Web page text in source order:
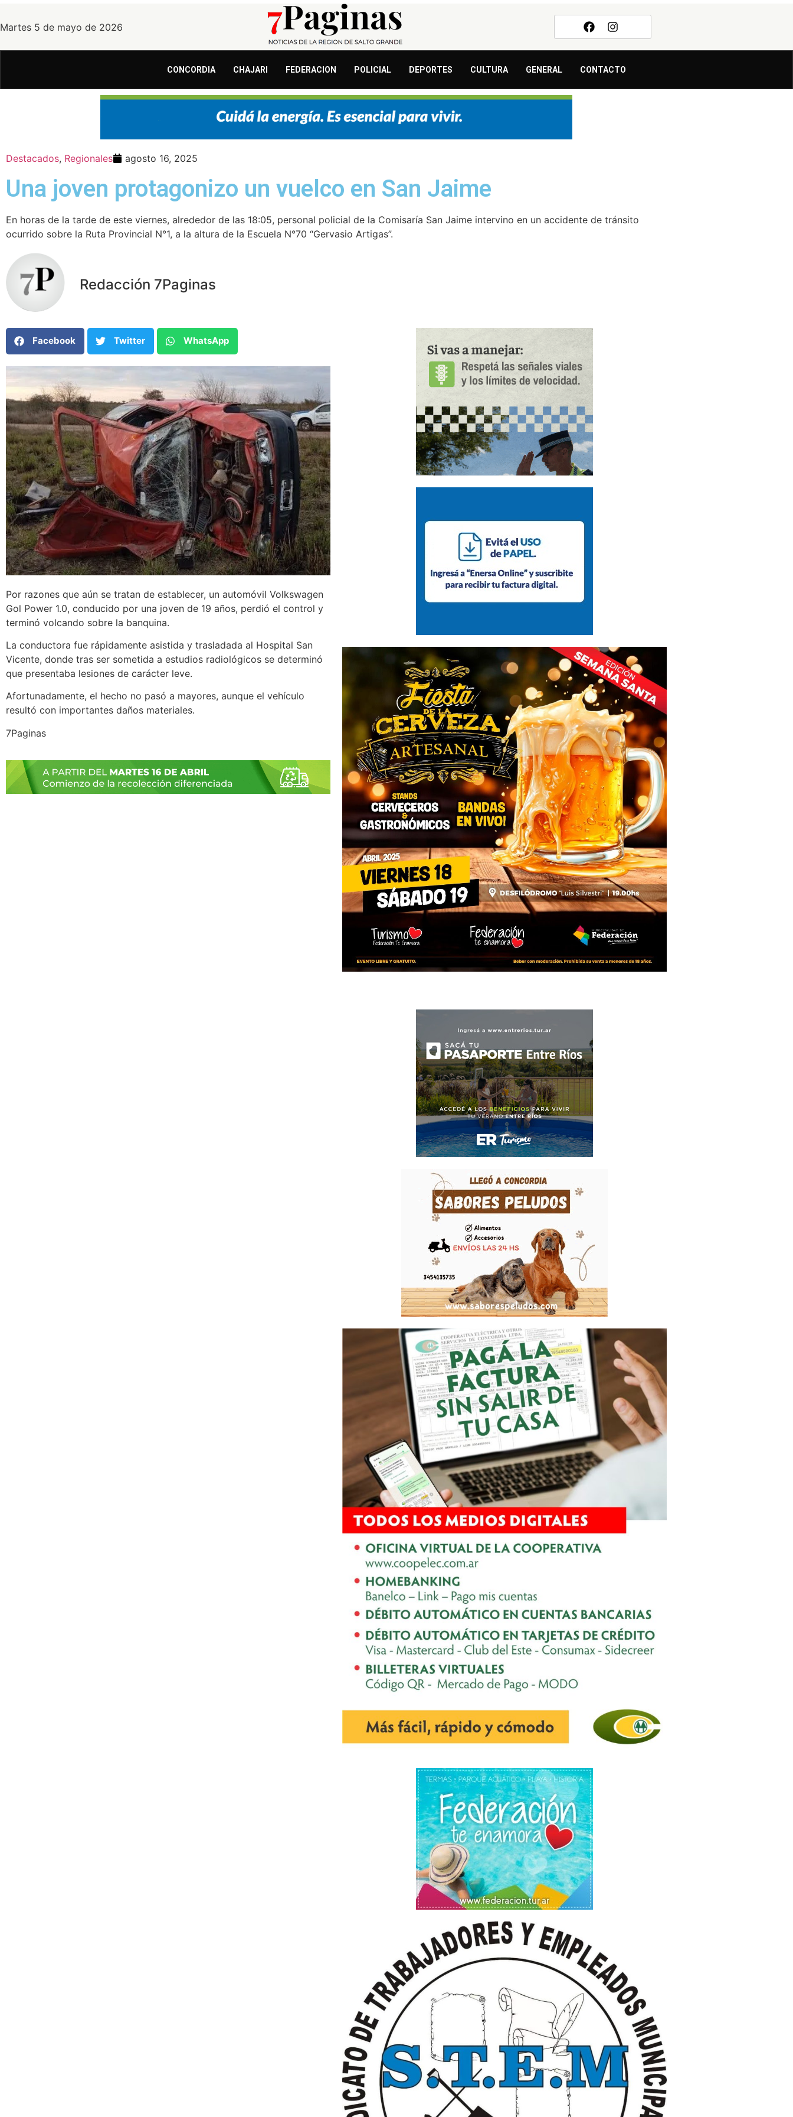
Martes 5 de mayo de 2026
CONCORDIA CHAJARI FEDERACION POLICIAL DEPORTES CULTURA GENERAL CONTACTO
Destacados, Regionales agosto 16, 2025
Una joven protagonizo un vuelco en San Jaime
En horas de la tarde de este viernes, alrededor de las 18:05, personal policial de la Comisaría San Jaime intervino en un accidente de tránsito
ocurrido sobre la Ruta Provincial N°1, a la altura de la Escuela N°70 “Gervasio Artigas”.
Redacción 7Paginas
Facebook Twitter WhatsApp
Por razones que aún se tratan de establecer, un automóvil Volkswagen
Gol Power 1.0, conducido por una joven de 19 años, perdió el control y
terminó volcando sobre la banquina.
La conductora fue rápidamente asistida y trasladada al Hospital San
Vicente, donde tras ser sometida a estudios radiológicos se determinó
que presentaba lesiones de carácter leve.
Afortunadamente, el hecho no pasó a mayores, aunque el vehículo
resultó con importantes daños materiales.
7Paginas